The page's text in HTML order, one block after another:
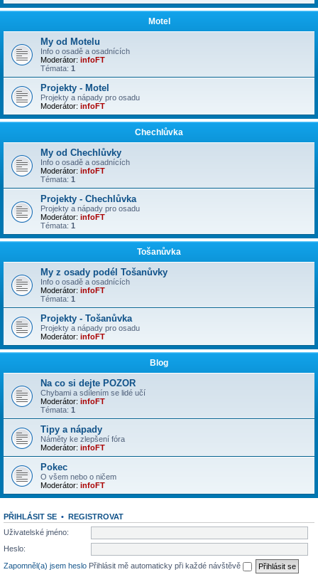
Motel
My od Motelu
Info o osadě a osadnících
Moderátor: infoFT
Témata: 1
Projekty - Motel
Projekty a nápady pro osadu
Moderátor: infoFT
Chechlůvka
My od Chechlůvky
Info o osadě a osadnících
Moderátor: infoFT
Témata: 1
Projekty - Chechlůvka
Projekty a nápady pro osadu
Moderátor: infoFT
Témata: 1
Tošanůvka
My z osady podél Tošanůvky
Info o osadě a osadnících
Moderátor: infoFT
Témata: 1
Projekty - Tošanůvka
Projekty a nápady pro osadu
Moderátor: infoFT
Blog
Na co si dejte POZOR
Chybami a sdílením se lidé učí
Moderátor: infoFT
Témata: 1
Tipy a nápady
Náměty ke zlepšení fóra
Moderátor: infoFT
Pokec
O všem nebo o ničem
Moderátor: infoFT
PŘIHLÁSIT SE • REGISTROVAT
Uživatelské jméno:
Heslo:
Zapomněl(a) jsem heslo Přihlásit mě automaticky při každé návštěvě